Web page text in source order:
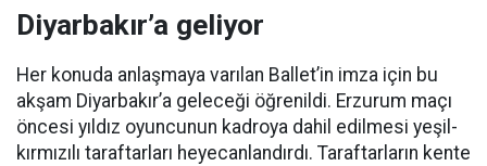
Diyarbakır’a geliyor
Her konuda anlaşmaya varılan Ballet’in imza için bu
akşam Diyarbakır’a geleceği öğrenildi. Erzurum maçı
öncesi yıldız oyuncunun kadroya dahil edilmesi yeşil-
kırmızılı taraftarları heyecanlandırdı. Taraftarların kente